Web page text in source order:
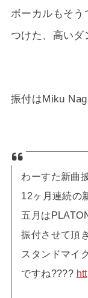
ボーカルもそう
つけた、高いダ
振付はMiku
わーすた新曲
12ヶ月連続の
五月は
振付させて頂
スタンドマイ
ですね????